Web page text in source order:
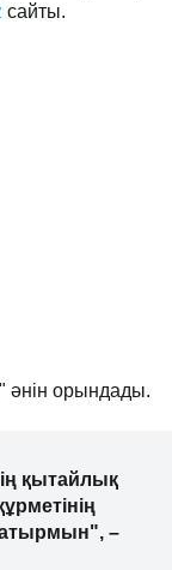
сайты.
әнін орындады.
қытайлық
–